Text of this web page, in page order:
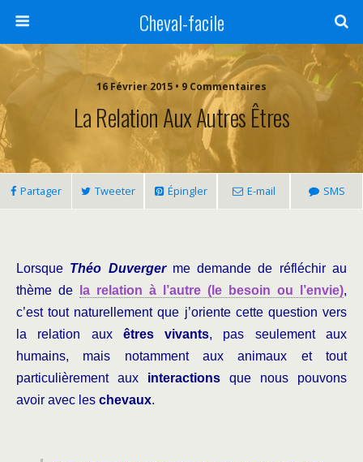
Cheval-facile
16 Février 2015 • 9 Commentaires
La Relation Aux Autres Êtres
Partager Tweeter Épingler E-mail SMS
Lorsque Théo Duvergerme demande de réfléchir au
thème de
la relation à l’autre (le besoin ou l’envie),
c’est tout naturellement que j’oriente cette question vers
la relation aux êtres vivants, pas seulement aux
humains, mais notamment aux animaux et tout
particulièrement aux interactions que nous pouvons
avoir avec les chevaux.